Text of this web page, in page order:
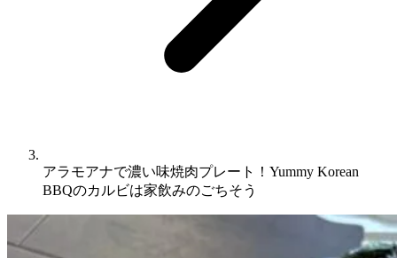
アラモアナで濃い味焼肉プレート！Yummy Korean
BBQのカルビは家飲みのごちそう